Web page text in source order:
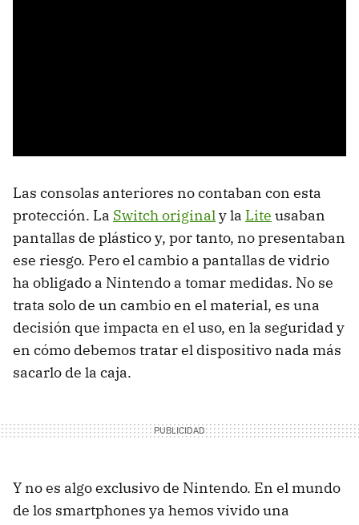
Las consolas anteriores no contaban con esta
protección. La Switch original y la Lite usaban
pantallas de plástico y, por tanto, no presentaban
ese riesgo. Pero el cambio a pantallas de vidrio
ha obligado a Nintendo a tomar medidas. No se
trata solo de un cambio en el material, es una
decisión que impacta en el uso, en la seguridad y
en cómo debemos tratar el dispositivo nada más
sacarlo de la caja.
Y no es algo exclusivo de Nintendo. En el mundo
de los smartphones ya hemos vivido una